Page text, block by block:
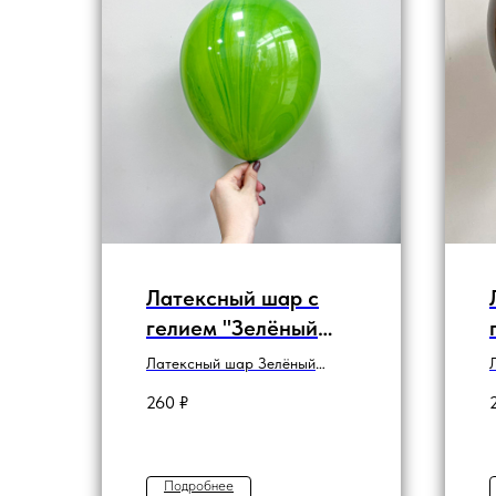
Латексный шар с
гелием "Зелёный
супер агат"
Латексный шар Зелёный
260 ₽
Подробнее